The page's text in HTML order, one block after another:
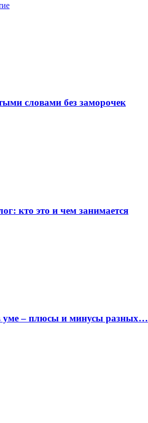
словами без заморочек
кто это и чем занимается
уме – плюсы и минусы разных…